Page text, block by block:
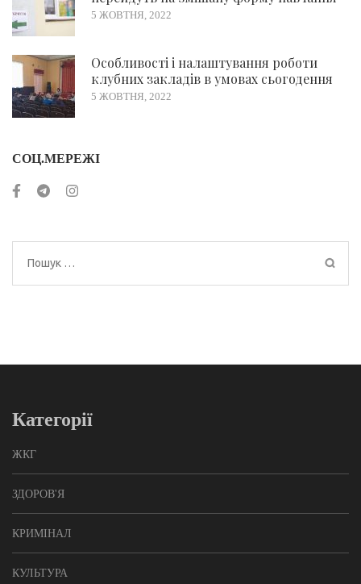
5 ЖОВТНЯ, 2022
Особливості і налаштування роботи
клубних закладів в умовах сьогодення
5 ЖОВТНЯ, 2022
СОЦ.МЕРЕЖІ
Пошук:
Категорії
ЖКГ
ЗДОРОВ'Я
КРИМІНАЛ
КУЛЬТУРА